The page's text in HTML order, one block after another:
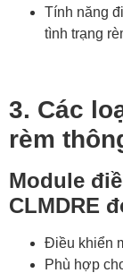
Tính năng
tình trạng
3. Các
rèm
Module
CLMDRE
Điều khiển
Phù hợp